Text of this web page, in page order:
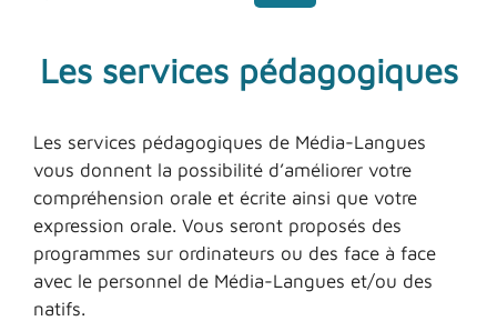
Les services pédagogiques
Les services pédagogiques de Média-Langues
vous donnent la possibilité d’améliorer votre
compréhension orale et écrite ainsi que votre
expression orale. Vous seront proposés des
programmes sur ordinateurs ou des face à face
avec le personnel de Média-Langues et/ou des
natifs.